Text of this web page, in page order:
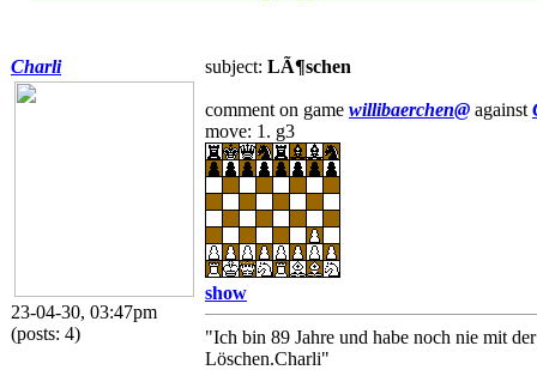
Charli
23-04-30, 03:47pm
(posts: 4)
subject: LÃ¶schen
comment on game willibaerchen@ against
move: 1. g3
show
"Ich bin 89 Jahre und habe noch nie mit
Löschen.Charli"